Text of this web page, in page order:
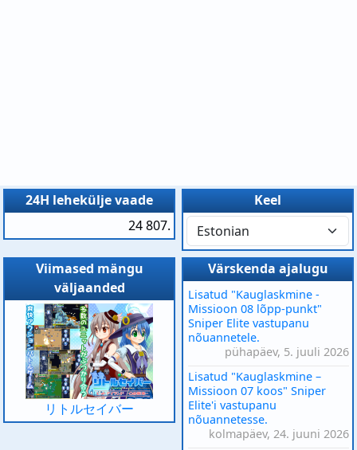
24H lehekülje vaade
24 807.
Keel
Viimased mängu
väljaanded
リトルセイバー
Värskenda ajalugu
Lisatud "Kauglaskmine -
Missioon 08 lõpp-punkt"
Sniper Elite vastupanu
nõuannetele.
pühapäev, 5. juuli 2026
Lisatud "Kauglaskmine –
Missioon 07 koos" Sniper
Elite'i vastupanu
nõuannetesse.
kolmapäev, 24. juuni 2026